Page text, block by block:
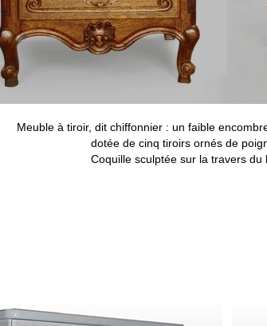
Meuble à tiroir, dit chiffonnier : un faible
dotée de cinq tiroirs ornés de
Coquille sculptée sur la travers du